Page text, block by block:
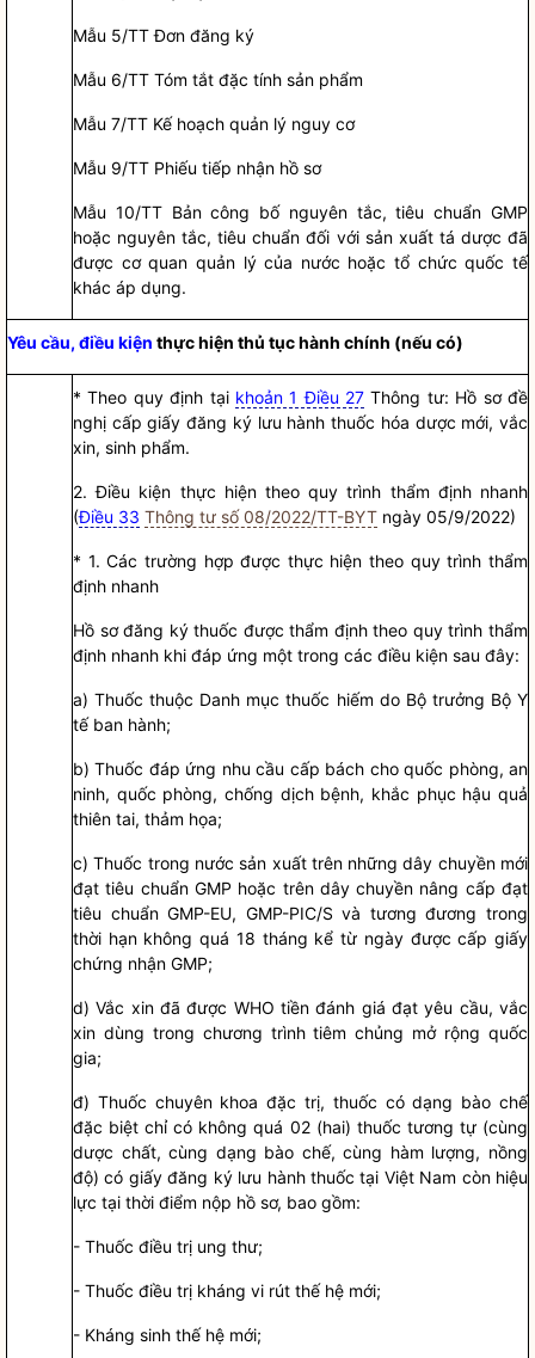
Mẫu 5/TT Đơn đăng ký
Mẫu 6/TT Tóm tắt đặc tính sản phẩm
Mẫu 7/TT Kế hoạch quản lý nguy cơ
Mẫu 9/TT Phiếu tiếp nhận hồ sơ
Mẫu 10/TT Bản công bố nguyên tắc, tiêu chuẩn GMP
hoặc nguyên tắc, tiêu chuẩn đối với sản xuất tá dược đã
được cơ quan quản lý của nước hoặc tổ chức quốc tế
khác áp dụng.
Yêu cầu, điều kiện thực hiện thủ tục hành chính (nếu có)
* Theo quy định tại khoản 1 Điều 27 Thông tư: Hồ sơđề
nghị cấp giấy đăng ký lưu hành thuốc hóa dược mới, vắc
xin, sinh phẩm.
2. Điều kiện thực hiện theo quy trình thẩm định nhanh
(Điều 33 Thông tư số 08/2022/TT-BYT ngày 05/9/2022)
* 1. Các trường hợp được thực hiện theo quy trình thẩm
định nhanh
Hồ sơđăng ký thuốc được thẩm định theo quy trình thẩm
định nhanh khi đáp ứng một trong các điều kiện sau đây:
a) Thuốc thuộc Danh mục thuốc hiếm do Bộ trưởng Bộ Y
tế ban hành;
b) Thuốc đáp ứng nhu cầu cấp bách cho quốc phòng, an
ninh, quốc phòng, chống dịch bệnh, khắc phục hậu quả
thiên tai, thảm họa;
c) Thuốc trong nước sản xuất trên những dây chuyền mới
đạt tiêu chuẩn GMP hoặc trên dây chuyền nâng cấp đạt
tiêu chuẩn GMP-EU, GMP-PIC/S và tương đương trong
thời hạn không quá 18 tháng kể từ ngày được cấp giấy
chứng nhận GMP;
d) Vắc xin đã được WHO tiền đánh giá đạt yêu cầu, vắc
xin dùng trong chương trình tiêm chủng mở rộng quốc
gia;
đ) Thuốc chuyên khoa đặc trị, thuốc có dạng bào chế
đặc biệt chỉ có không quá 02 (hai) thuốc tương tự (cùng
dược chất, cùng dạng bào chế, cùng hàm lượng, nồng
độ) có giấy đăng ký lưu hành thuốc tại Việt Nam còn hiệu
lực tại thời điểm nộp hồ sơ, bao gồm:
- Thuốc điều trị ung thư;
- Thuốc điều trị kháng vi rút thế hệ mới;
- Kháng sinh thế hệ mới;